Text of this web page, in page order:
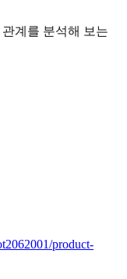
계를 분석해 보는
product-